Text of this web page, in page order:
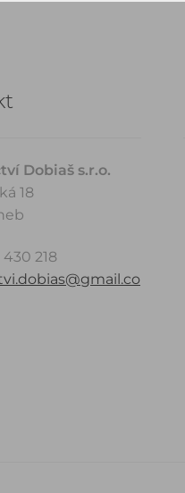
Dobiaš s.r.o.
18
218